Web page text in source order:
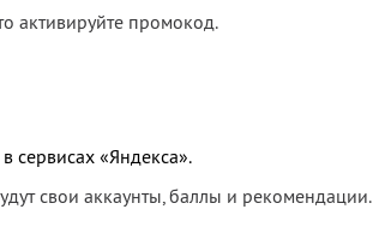
активируйте промокод.
сервисах «Яндекса».
свои аккаунты, баллы и рекомендации.